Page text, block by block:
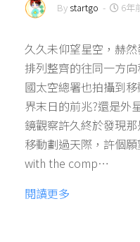
By startgo - 6年
久久未仰望星空，赫
排列整齊的往同一方
國太空總署也拍攝到
界末日的前兆?還是外
鏡觀察許久終於發現
移動劃過天際，許個
with the comp…
閱讀更多